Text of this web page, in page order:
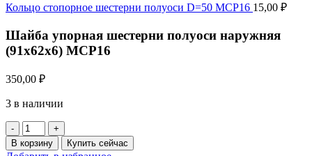
Кольцо стопорное шестерни полуоси D=50 MCP16 15,00 ₽
Шайба упорная шестерни полуоси наружняя
(91x62x6) MCP16
350,00 ₽
3 в наличии
Количество
товара
Шайба
В корзину Купить сейчас